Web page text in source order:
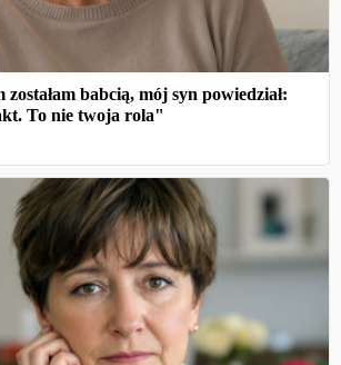
babcią, mój syn powiedział:
To nie twoja rola"